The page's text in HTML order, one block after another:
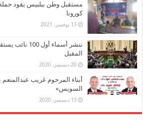
مستقبل وطن ببلبيس يقود
كورونا
13 نوفمبر، 2021
ننشر أسماء أول
المقبل
20 ديسمبر، 2020
أبناء المرحوم غريب عبدالمنعم
السويس»
13 ديسمبر، 2020